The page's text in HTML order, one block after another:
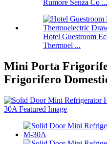
Rumore Senza Co ...
Hotel Guestroom
Thermoel ...
Mini Porta
Frigorifero